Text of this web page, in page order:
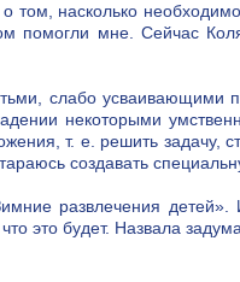
насколько
помогли мне. Сейчас
слабо усваивающими
некоторыми
т. е. решить
создавать
развлечения
это будет. Назвала